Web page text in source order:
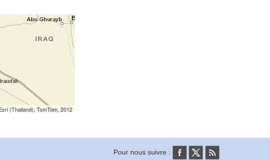
(Thailand), TomTom, 2012
Pour nous suivre :